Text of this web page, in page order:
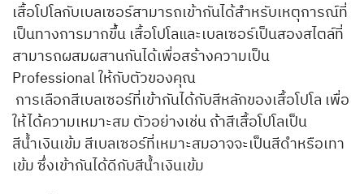
เสื้อโปโลกับเบลเซอร์สามารถเข้ากันได้สำหรับเหตุการณ์ที่
เป็นทางการมากขึ้น เสื้อโปโลและเบลเซอร์เป็นสองสไตล์ที่
สามารถผสมผสานกันได้เพื่อสร้างความเป็น
Professional ให้กับตัวของคุณ
การเลือกสีเบลเซอร์ที่เข้ากันได้กับสีหลักของเสื้อโปโล เพื่อ
ให้ได้ความเหมาะสม ตัวอย่างเช่น ถ้าสีเสื้อโปโลเป็น
สีน้ำเงินเข้ม สีเบลเซอร์ที่เหมาะสมอาจจะเป็นสีดำหรือเทา
เข้ม ซึ่งเข้ากันได้ดีกับสีน้ำเงินเข้ม